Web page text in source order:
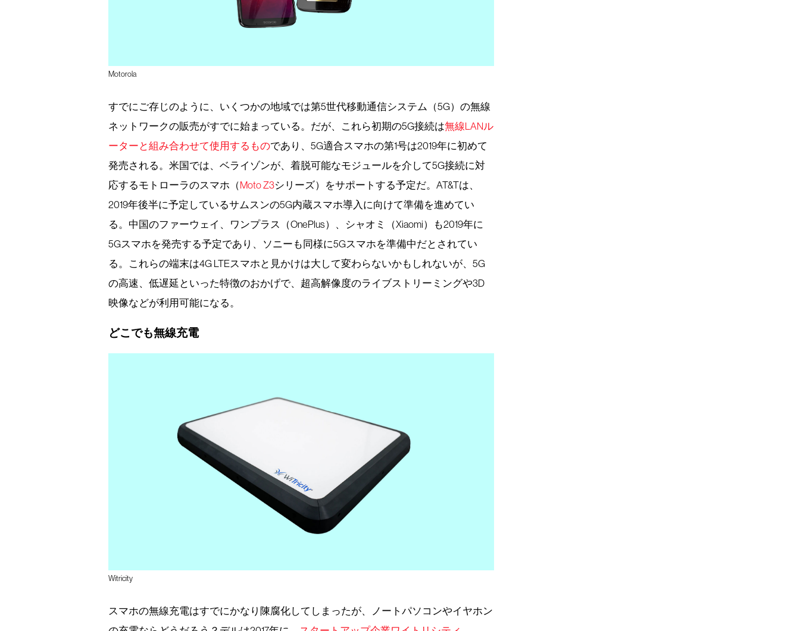
Motorola
すでにご存じのように、いくつかの地域では第5世代移動通信システム（5G）の無線
ネットワークの販売がすでに始まっている。だが、これら初期の5G接続は無線LANル
ーターと組み合わせて使用するものであり、5G適合スマホの第1号は2019年に初めて
発売される。米国では、ベライゾンが、着脱可能なモジュールを介して5G接続に対
応するモトローラのスマホ（Moto Z3シリーズ）をサポートする予定だ。AT&Tは、
2019年後半に予定しているサムスンの5G内蔵スマホ導入に向けて準備を進めてい
る。中国のファーウェイ、ワンプラス（OnePlus）、シャオミ（Xiaomi）も2019年に
5Gスマホを発売する予定であり、ソニーも同様に5Gスマホを準備中だとされてい
る。これらの端末は4G LTEスマホと見かけは大して変わらないかもしれないが、5G
の高速、低遅延といった特徴のおかげで、超高解像度のライブストリーミングや3D
映像などが利用可能になる。
どこでも無線充電
Witricity
スマホの無線充電はすでにかなり陳腐化してしまったが、ノートパソコンやイヤホン